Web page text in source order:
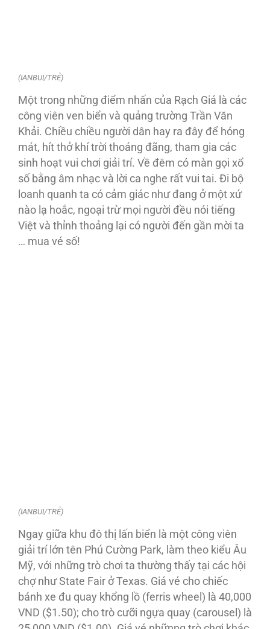
(IANBUI/TRẺ)
Một trong những điểm nhấn của Rạch Giá là các
công viên ven biển và quảng trường Trần Văn
Khải. Chiều chiều người dân hay ra đây để hóng
mát, hít thở khí trời thoáng đãng, tham gia các
sinh hoạt vui chơi giải trí. Về đêm có màn gọi xổ
số bằng âm nhạc và lời ca nghe rất vui tai. Đi bộ
loanh quanh ta có cảm giác như đang ở một xứ
nào lạ hoắc, ngoại trừ mọi người đều nói tiếng
Việt và thỉnh thoảng lại có người đến gần mời ta
… mua vé số!
(IANBUI/TRẺ)
Ngay giữa khu đô thị lấn biển là một công viên
giải trí lớn tên Phú Cường Park, làm theo kiểu Âu
Mỹ, với những trò chơi ta thường thấy tại các hội
chợ như State Fair ở Texas. Giá vé cho chiếc
bánh xe đu quay khổng lồ (ferris wheel) là 40,000
VND ($1.50); cho trò cưỡi ngựa quay (carousel) là